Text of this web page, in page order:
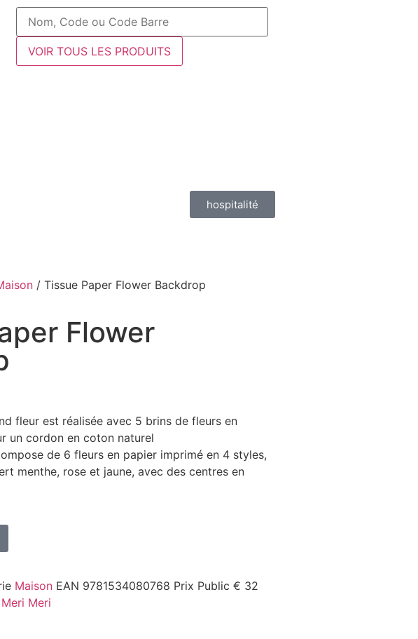
VOIR TOUS LES PRODUITS
hospitalité
/ Tissue Paper Flower Backdrop
Flower
fleur est réalisée avec 5 brins de fleurs en
un cordon en coton naturel
de 6 fleurs en papier imprimé en 4 styles,
menthe, rose et jaune, avec des centres en
Maison EAN 9781534080768 Prix Public € 32
Meri Meri